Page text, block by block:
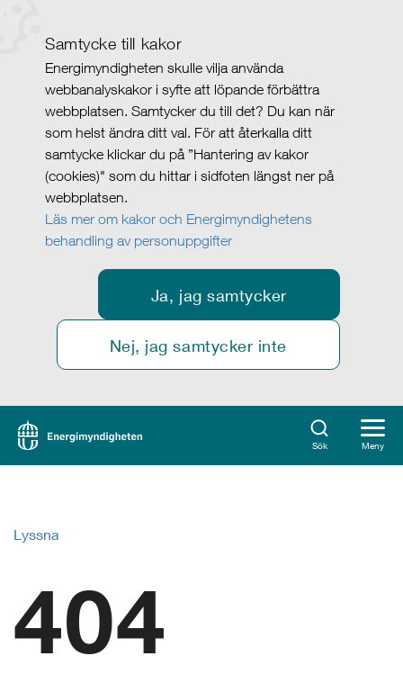
Samtycke till kakor
Energimyndigheten skulle vilja använda
webbanalyskakor i syfte att löpande förbättra
webbplatsen. Samtycker du till det? Du kan när
som helst ändra ditt val. För att återkalla ditt
samtycke klickar du på ”Hantering av kakor
(cookies)" som du hittar i sidfoten längst ner på
webbplatsen.
Läs mer om kakor och Energimyndighetens
behandling av personuppgifter
Ja, jag samtycker
Nej, jag samtycker inte
Sök Meny
Lyssna
404